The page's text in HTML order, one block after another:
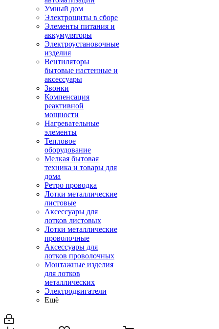
Умный дом
Электрощиты в сборе
Элементы питания и
аккумуляторы
Электроустановочные
изделия
Вентиляторы
бытовые настенные и
аксессуары
Звонки
Компенсация
реактивной
мощности
Нагревательные
элементы
Тепловое
оборудование
Мелкая бытовая
техника и товары для
дома
Ретро проводка
Лотки металлические
листовые
Аксессуары для
лотков листовых
Лотки металлические
проволочные
Аксессуары для
лотков проволочных
Монтажные изделия
для лотков
металлических
Электродвигатели
Ещё